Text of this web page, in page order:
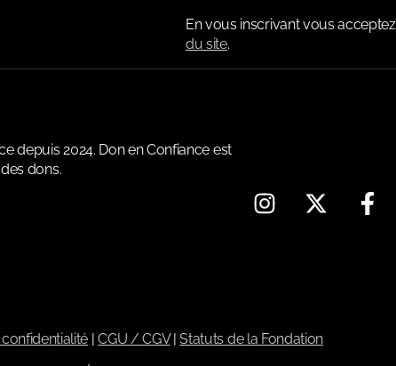
En vous inscrivant vous
du site.
depuis 2024. Don en Confiance est
dons.
|CGU / CGV|Statuts de la Fondation